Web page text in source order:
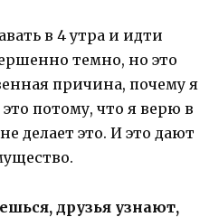
в 4 утра и идти
темно, но это
причина, почему я
потому, что я верю в
делает это. И это дают
друзья узнают,